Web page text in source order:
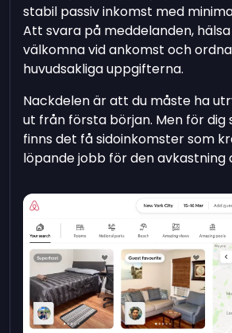
stabil passiv inkomst med
Att svara på meddelanden,
välkomna vid ankomst och
huvudsakliga uppgifterna.
Nackdelen är att du måste ha
ut från första början. Men för dig
finns det få sidoinkomster som
löpande jobb för den avkastning